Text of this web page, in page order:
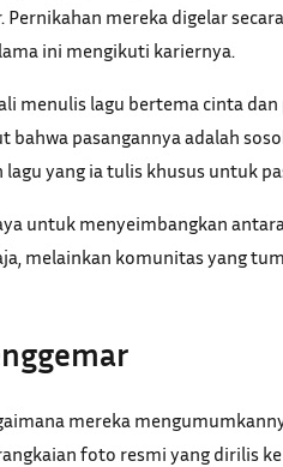
mereka digelar
ini mengikuti kariernya.
menulis lagu bertema cinta
pasangannya adalah
yang ia tulis khusus untuk
untuk menyeimbangkan
melainkan komunitas yang
mereka
foto resmi yang dirilis